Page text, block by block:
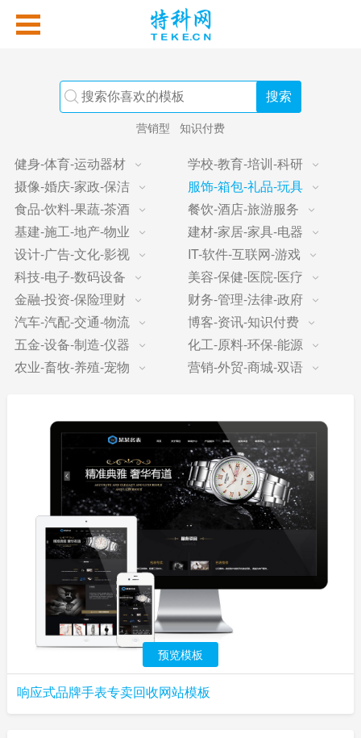
营销型 知识付费
健身-体育-运动器材
学校-教育-培训-科研
摄像-婚庆-家政-保洁
服饰-箱包-礼品-玩具
食品-饮料-果蔬-茶酒
餐饮-酒店-旅游服务
基建-施工-地产-物业
建材-家居-家具-电器
设计-广告-文化-影视
IT-软件-互联网-游戏
科技-电子-数码设备
美容-保健-医院-医疗
金融-投资-保险理财
财务-管理-法律-政府
汽车-汽配-交通-物流
博客-资讯-知识付费
五金-设备-制造-仪器
化工-原料-环保-能源
农业-畜牧-养殖-宠物
营销-外贸-商城-双语
预览模板
响应式品牌手表专卖回收网站模板